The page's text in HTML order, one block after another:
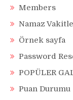
Members
Namaz
Örnek sayfa
Password
POPÜLER
Puan Durumu